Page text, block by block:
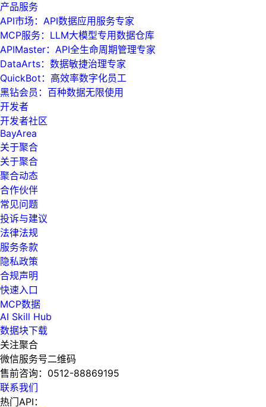
产品服务
API市场：API数据应用服务专家
MCP服务：LLM大模型专用数据仓库
APIMaster：API全生命周期管理专家
DataArts：数据敏捷治理专家
QuickBot：高效率数字化员工
黑钻会员：百种数据无限使用
开发者
开发者社区
BayArea
关于聚合
关于聚合
聚合动态
合作伙伴
常见问题
投诉与建议
法律法规
服务条款
隐私政策
合规声明
快速入口
MCP数据
AI Skill Hub
数据块下载
关注聚合
微信服务号二维码
售前咨询： 0512-88869195
联系我们
热门API：